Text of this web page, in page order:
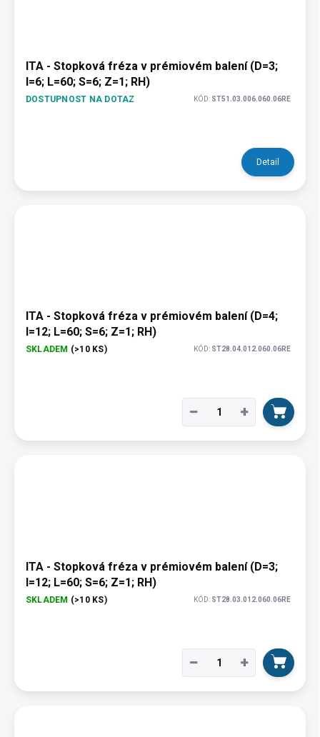
ITA - Stopková fréza v prémiovém balení (D=3;
I=6; L=60; S=6; Z=1; RH)
DOSTUPNOST NA DOTAZ KÓD: ST51.03.006.060.06RE
Detail
ITA - Stopková fréza v prémiovém balení (D=4;
I=12; L=60; S=6; Z=1; RH)
SKLADEM (>10 KS) KÓD: ST28.04.012.060.06RE
+
−
ITA - Stopková fréza v prémiovém balení (D=3;
I=12; L=60; S=6; Z=1; RH)
SKLADEM (>10 KS) KÓD: ST28.03.012.060.06RE
+
−